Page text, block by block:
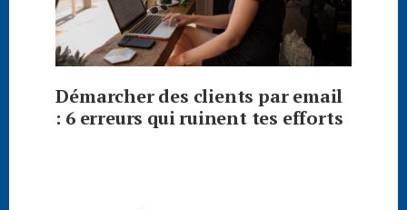
Démarcher des clients par email
: 6 erreurs qui ruinent tes efforts